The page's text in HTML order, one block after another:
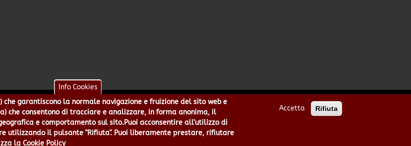
2 -16122 - Genova | CF:80007350103 - P.Iva: 00949170104 | Codice IPA: cmge
010 5499456 Num.Verde 800 509420 | P.E.C.:pec@cert.cittametropolitana.genova.it
|Note Legali|Contatti per il sito Web|Statistiche|area riservata
Info Cookies
che garantiscono la normale navigazione e fruizione del sito web e
che consentono di tracciare e analizzare, in forma anonima, il
e comportamento sul sito.Puoi acconsentire all’utilizzo di
utilizzando il pulsante "Rifiuta". Puoi liberamente prestare, rifiutare
la Cookie Policy
Accetta Rifiuta